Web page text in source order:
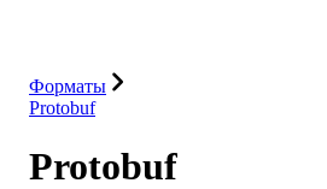
Форматы
Protobuf
Protobuf